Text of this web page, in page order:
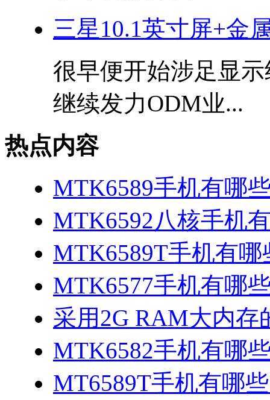
三星10.1英寸屏+金
很早便开始涉足显
继续发力ODM业...
热点内容
MTK6589手机有哪
MTK6592八核手机
MTK6589T手机有
MTK6577手机有哪
采用2G RAM大内存
MTK6582手机有哪
MT6589T手机有哪